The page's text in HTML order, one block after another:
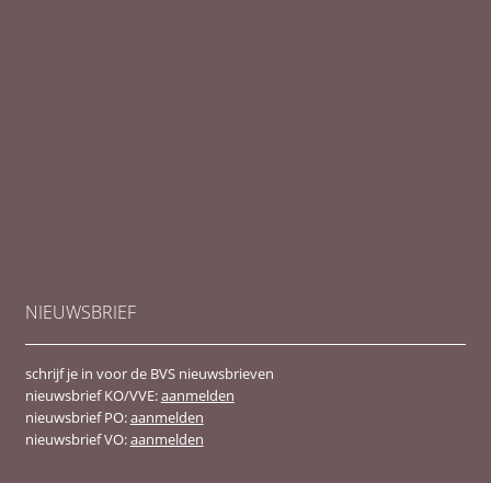
NIEUWSBRIEF
schrijf je in voor de BVS nieuwsbrieven
nieuwsbrief KO/VVE:aanmelden
nieuwsbrief PO:aanmelden
nieuwsbrief VO:aanmelden